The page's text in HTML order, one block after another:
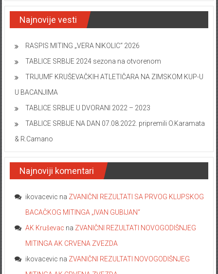
Najnovije vesti
RASPIS MITING „VERA NIKOLIC“ 2026
TABLICE SRBIJE 2024 sezona na otvorenom
TRIJUMF KRUŠEVAČKIH ATLETIČARA NA ZIMSKOM KUP-U
U BACANJIMA
TABLICE SRBIJE U DVORANI 2022 – 2023
TABLICE SRBIJE NA DAN 07.08.2022. pripremili O.Karamata
& R.Camano
Najnoviji komentari
ikovacevic na ZVANIČNI REZULTATI SA PRVOG KLUPSKOG
BACAČKOG MITINGA „IVAN GUBIJAN“
AK Kruševac na ZVANIČNI REZULTATI NOVOGODIŠNJEG
MITINGA AK CRVENA ZVEZDA
ikovacevic na ZVANIČNI REZULTATI NOVOGODIŠNJEG